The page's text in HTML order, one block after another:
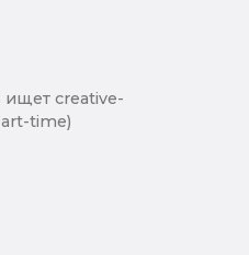
ищет creative-
time)